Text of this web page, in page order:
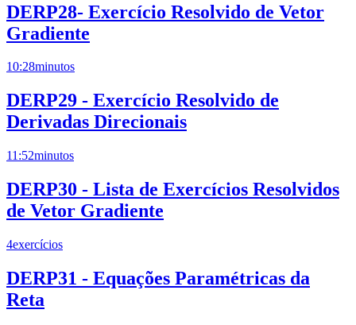
DERP28- Exercício Resolvido de Vetor
Gradiente
10:28minutos
DERP29 - Exercício Resolvido de
Derivadas Direcionais
11:52minutos
DERP30 - Lista de Exercícios Resolvidos
de Vetor Gradiente
4exercícios
DERP31 - Equações Paramétricas da
Reta